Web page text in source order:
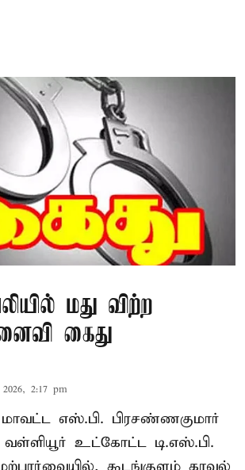
மது விற்ற
கைது
2:17 pm
மாவட்ட எஸ்.பி. பிரசண்ணகுமார்
வள்ளியூர் உட்கோட்ட டி.எஸ்.பி.